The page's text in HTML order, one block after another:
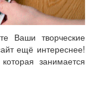
Ваши творческие
ещё интереснее!
занимается